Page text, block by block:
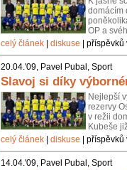
domácím
OP a
celý článek
diskuse |
20.04.'09, Pavel Pubal, Sport
Slavoj si díky
Nejlepší
rezervy
v režii
Kubeše
celý článek
diskuse |
14.04.'09, Pavel Pubal, Sport